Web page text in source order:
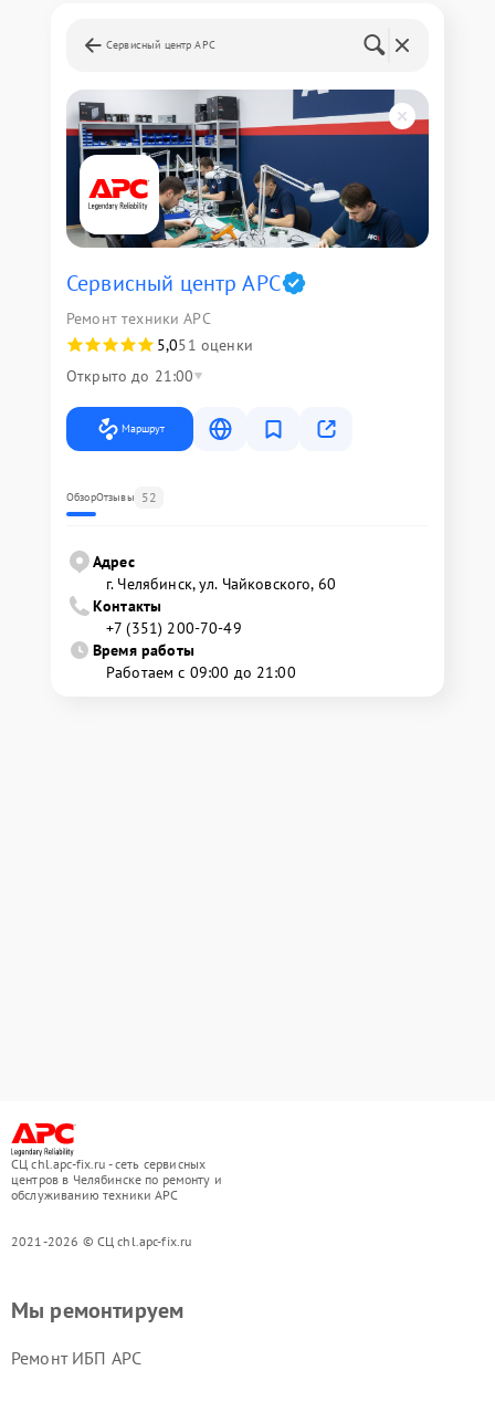
Сервисный центр APC
Сервисный центр APC
Ремонт техники APC
5,051 оценки
Открыто до 21:00
Маршрут
ОбзорОтзывы 52
Адрес
г. Челябинск, ул. Чайковского, 60
Контакты
+7 (351) 200-70-49
Время работы
Работаем с 09:00 до 21:00
СЦ chl.apc-fix.ru - сеть сервисных
центров в Челябинске по ремонту и
обслуживанию техники APC
2021-2026 © СЦ chl.apc-fix.ru
Мы ремонтируем
Ремонт ИБП APC